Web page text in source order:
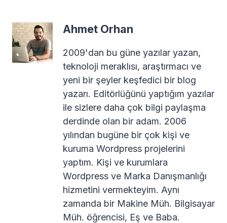
Ahmet Orhan
2009'dan bu güne yazılar yazan,
teknoloji meraklısı, araştırmacı ve
yeni bir şeyler keşfedici bir blog
yazarı. Editörlüğünü yaptığım yazılar
ile sizlere daha çok bilgi paylaşma
derdinde olan bir adam. 2006
yılından bugüne bir çok kişi ve
kuruma Wordpress projelerini
yaptım. Kişi ve kurumlara
Wordpress ve Marka Danışmanlığı
hizmetini vermekteyim. Aynı
zamanda bir Makine Müh. Bilgisayar
Müh. öğrencisi, Eş ve Baba.